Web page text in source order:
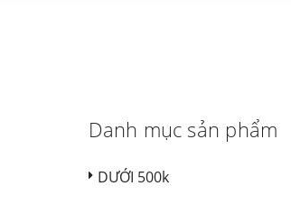
Danh mục sản phẩm
DƯỚI 500k